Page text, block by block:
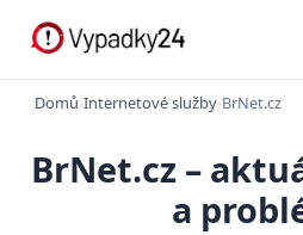
Domů›Internetové služby›BrNet.cz
BrNet.cz –
a